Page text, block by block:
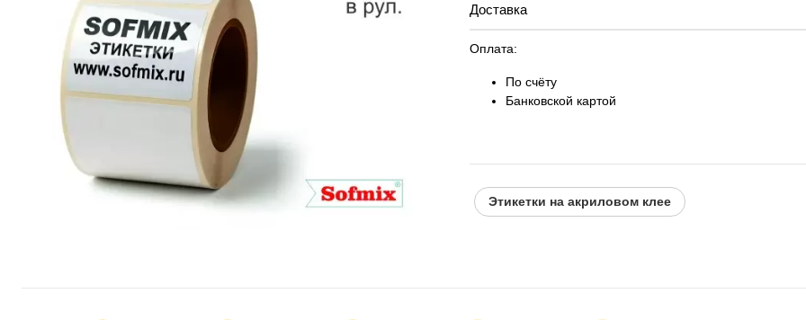
Доставка
Оплата:
По счёту
Банковской картой
Этикетки на акриловом клее